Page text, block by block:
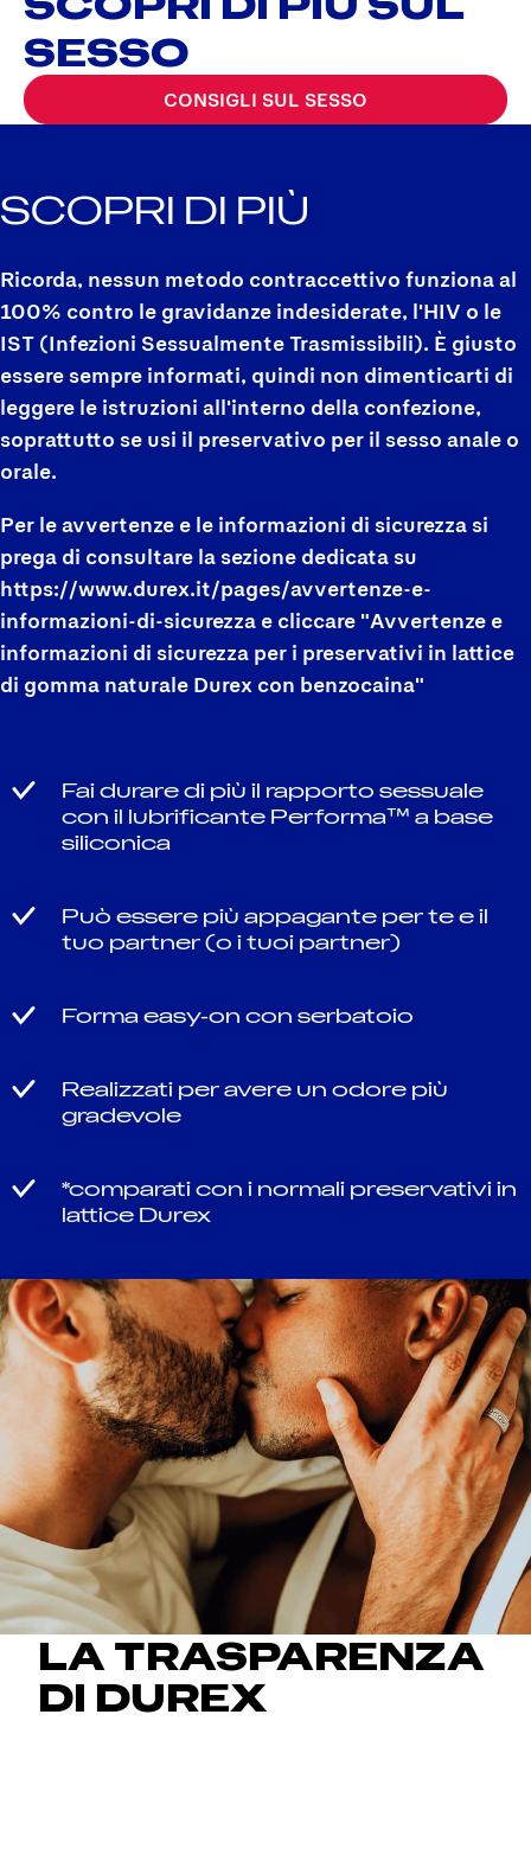
SESSO
CONSIGLI SUL SESSO
SCOPRI DI PIÙ
Ricorda, nessun metodo contraccettivo funziona al
100% contro le gravidanze indesiderate, l'HIV o le
IST (Infezioni Sessualmente Trasmissibili). È giusto
essere sempre informati, quindi non dimenticarti di
leggere le istruzioni all'interno della confezione,
soprattutto se usi il preservativo per il sesso anale o
orale.
Per le avvertenze e le informazioni di sicurezza si
prega di consultare la sezione dedicata su
https://www.durex.it/pages/avvertenze-e-
informazioni-di-sicurezza e cliccare "Avvertenze e
informazioni di sicurezza per i preservativi in lattice
di gomma naturale Durex con benzocaina"
Fai durare di più il rapporto sessuale
con il lubrificante Performa™ a base
siliconica
Può essere più appagante per te e il
tuo partner (o i tuoi partner)
Forma easy-on con serbatoio
Realizzati per avere un odore più
gradevole
*comparati con i normali preservativi in
lattice Durex
LA TRASPARENZA
DI DUREX